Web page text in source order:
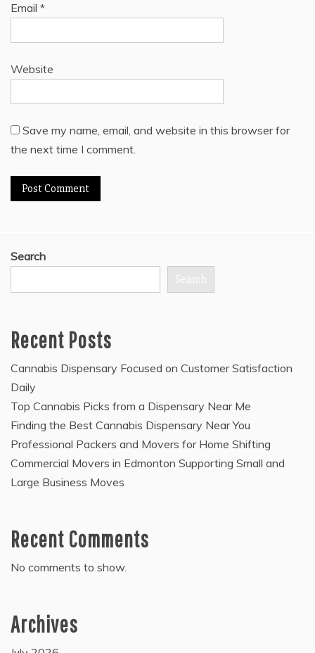
Email *
Website
Save my name, email, and website in this browser for
the next time I comment.
Search
Search
Recent Posts
Cannabis Dispensary Focused on Customer Satisfaction
Daily
Top Cannabis Picks from a Dispensary Near Me
Finding the Best Cannabis Dispensary Near You
Professional Packers and Movers for Home Shifting
Commercial Movers in Edmonton Supporting Small and
Large Business Moves
Recent Comments
No comments to show.
Archives